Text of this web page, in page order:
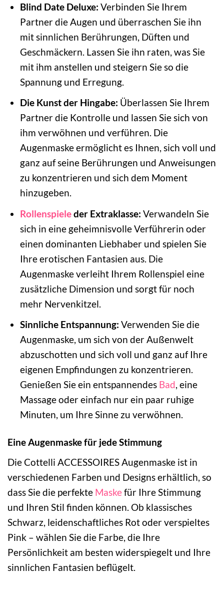
Blind Date Deluxe: Verbinden Sie Ihrem
Partner die Augen und überraschen Sie ihn
mit sinnlichen Berührungen, Düften und
Geschmäckern. Lassen Sie ihn raten, was Sie
mit ihm anstellen und steigern Sie so die
Spannung und Erregung.
Die Kunst der Hingabe: Überlassen Sie Ihrem
Partner die Kontrolle und lassen Sie sich von
ihm verwöhnen und verführen. Die
Augenmaske ermöglicht es Ihnen, sich voll und
ganz auf seine Berührungen und Anweisungen
zu konzentrieren und sich dem Moment
hinzugeben.
Rollenspieleder Extraklasse: Verwandeln Sie
sich in eine geheimnisvolle Verführerin oder
einen dominanten Liebhaber und spielen Sie
Ihre erotischen Fantasien aus. Die
Augenmaske verleiht Ihrem Rollenspiel eine
zusätzliche Dimension und sorgt für noch
mehr Nervenkitzel.
Sinnliche Entspannung: Verwenden Sie die
Augenmaske, um sich von der Außenwelt
abzuschotten und sich voll und ganz auf Ihre
eigenen Empfindungen zu konzentrieren.
Genießen Sie ein entspannendes Bad, eine
Massage oder einfach nur ein paar ruhige
Minuten, um Ihre Sinne zu verwöhnen.
Eine Augenmaske für jede Stimmung
Die Cottelli ACCESSOIRES Augenmaske ist in
verschiedenen Farben und Designs erhältlich, so
dass Sie die perfekte Maskefür Ihre Stimmung
und Ihren Stil finden können. Ob klassisches
Schwarz, leidenschaftliches Rot oder verspieltes
Pink – wählen Sie die Farbe, die Ihre
Persönlichkeit am besten widerspiegelt und Ihre
sinnlichen Fantasien beflügelt.